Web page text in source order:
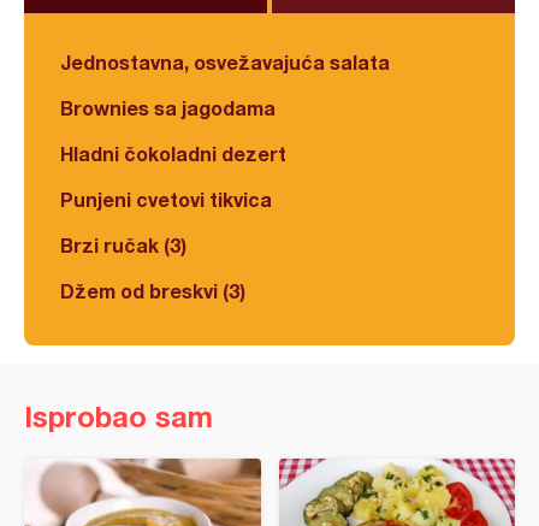
Jednostavna, osvežavajuća salata
Brownies sa jagodama
Hladni čokoladni dezert
Punjeni cvetovi tikvica
Brzi ručak (3)
Džem od breskvi (3)
Isprobao sam